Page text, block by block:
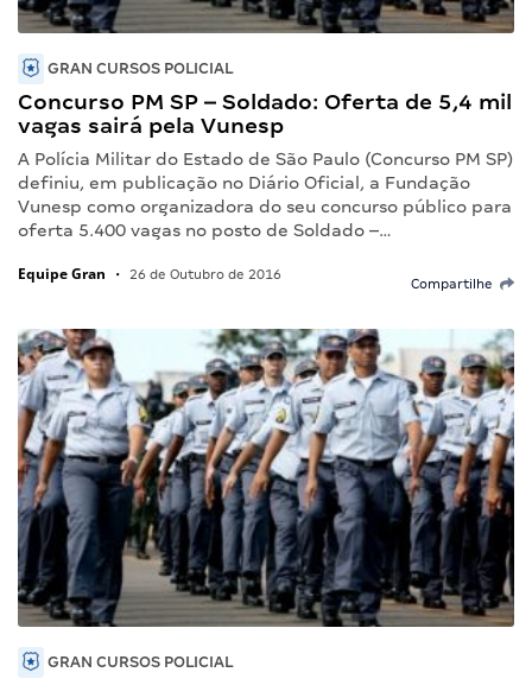
GRAN CURSOS POLICIAL
Concurso PM SP – Soldado: Oferta de 5,4 mil
vagas sairá pela Vunesp
A Polícia Militar do Estado de São Paulo (Concurso PM SP)
definiu, em publicação no Diário Oficial, a Fundação
Vunesp como organizadora do seu concurso público para
oferta 5.400 vagas no posto de Soldado –…
Equipe Gran • 26 de Outubro de 2016
Compartilhe
GRAN CURSOS POLICIAL